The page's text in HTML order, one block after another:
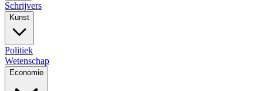
Schrijvers
Kunst
Politiek
Wetenschap
Economie